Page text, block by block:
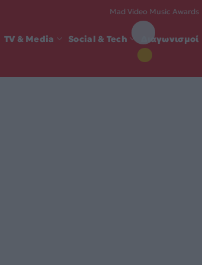
Mad Video Music Awards
TV & Media Social & Tech Διαγωνισμοί